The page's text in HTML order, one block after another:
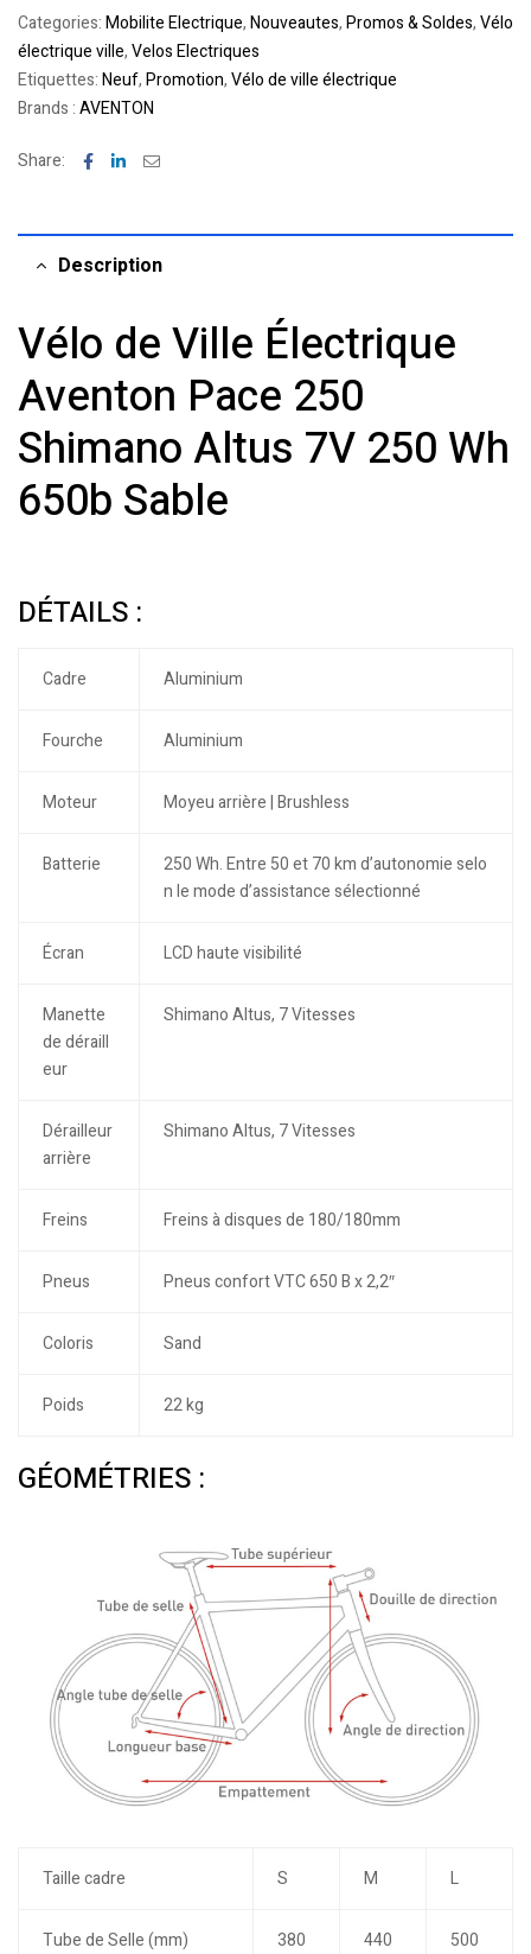
Categories:Mobilite Electrique,Nouveautes,Promos & Soldes,Vélo
électrique ville,Velos Electriques
Etiquettes:Neuf,Promotion,Vélo de ville électrique
Brands :AVENTON
Share: Facebook
LinkedinEmail
Description
Vélo de Ville Électrique
Aventon Pace 250
Shimano Altus 7V 250 Wh
650b Sable
DÉTAILS :
Cadre Aluminium
Fourche Aluminium
Moteur Moyeu arrière | Brushless
Batterie
250 Wh. Entre 50 et 70 km d’autonomie selo
n le mode d’assistance sélectionné
Écran LCD haute visibilité
Manette
de déraill
eur
Shimano Altus, 7 Vitesses
Dérailleur
arrière
Shimano Altus, 7 Vitesses
Freins Freins à disques de 180/180mm
Pneus Pneus confort VTC 650 B x 2,2″
Coloris Sand
Poids 22 kg
GÉOMÉTRIES :
Taille cadre S M L
Tube de Selle (mm) 380 440 500